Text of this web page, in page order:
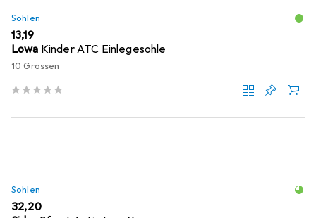
Sohlen
EUR
13,19
Lowa Kinder ATC Einlegesohle
10 Grössen
Sohlen
EUR
32,20